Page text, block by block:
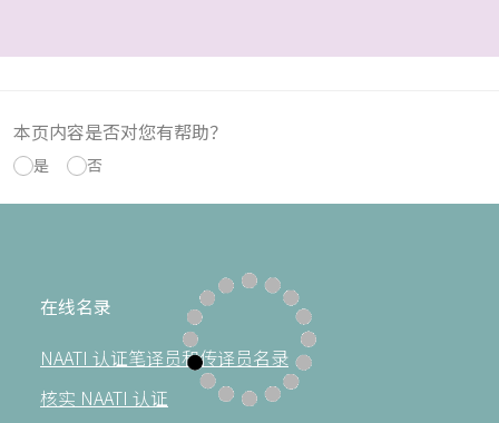
本页内容是否对您有帮助？
是 否
在线名录
NAATI 认证笔译员和传译员名录
核实 NAATI 认证